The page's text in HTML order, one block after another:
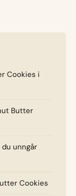
Cookies i
Butter
unngår
Cookies